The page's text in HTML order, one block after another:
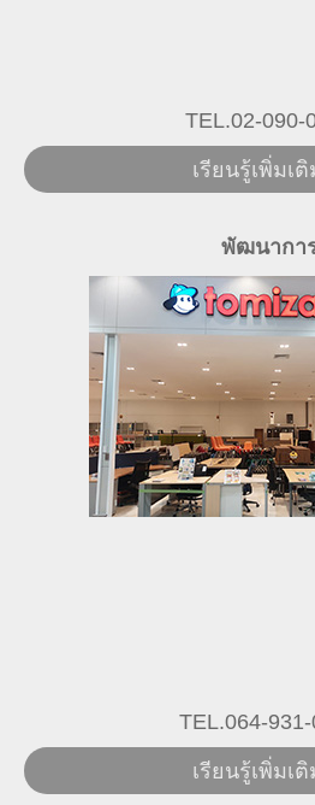
TEL.02-090-
เรียนรู้เพิ่มเติ
พัฒนากา
TEL.064-
เรียนรู้เพิ่มเติ